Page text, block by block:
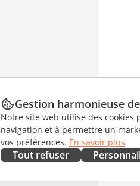
Gestion harmonieuse
Notre site web utilise des cookies
navigation et à permettre un
vos préférences. En savoir plus
Tout refuser